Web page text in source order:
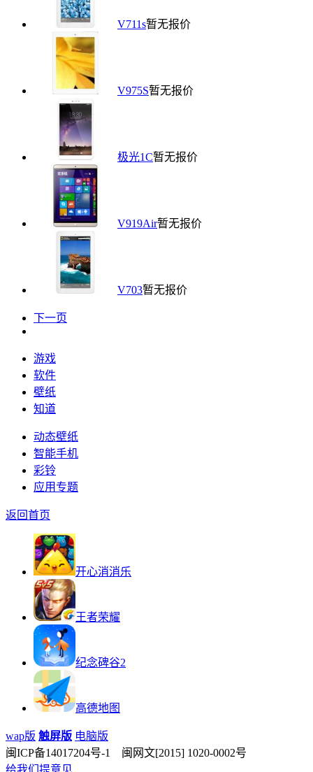
V711s暂无报价
V975S暂无报价
极光1C暂无报价
V919Air暂无报价
V703暂无报价
下一页
游戏
软件
壁纸
知道
动态壁纸
智能手机
彩铃
应用专题
返回首页
开心消消乐
王者荣耀
纪念碑谷2
高德地图
wap版 触屏版 电脑版
闽ICP备14017204号-1 闽网文[2015] 1020-0002号
给我们提意见